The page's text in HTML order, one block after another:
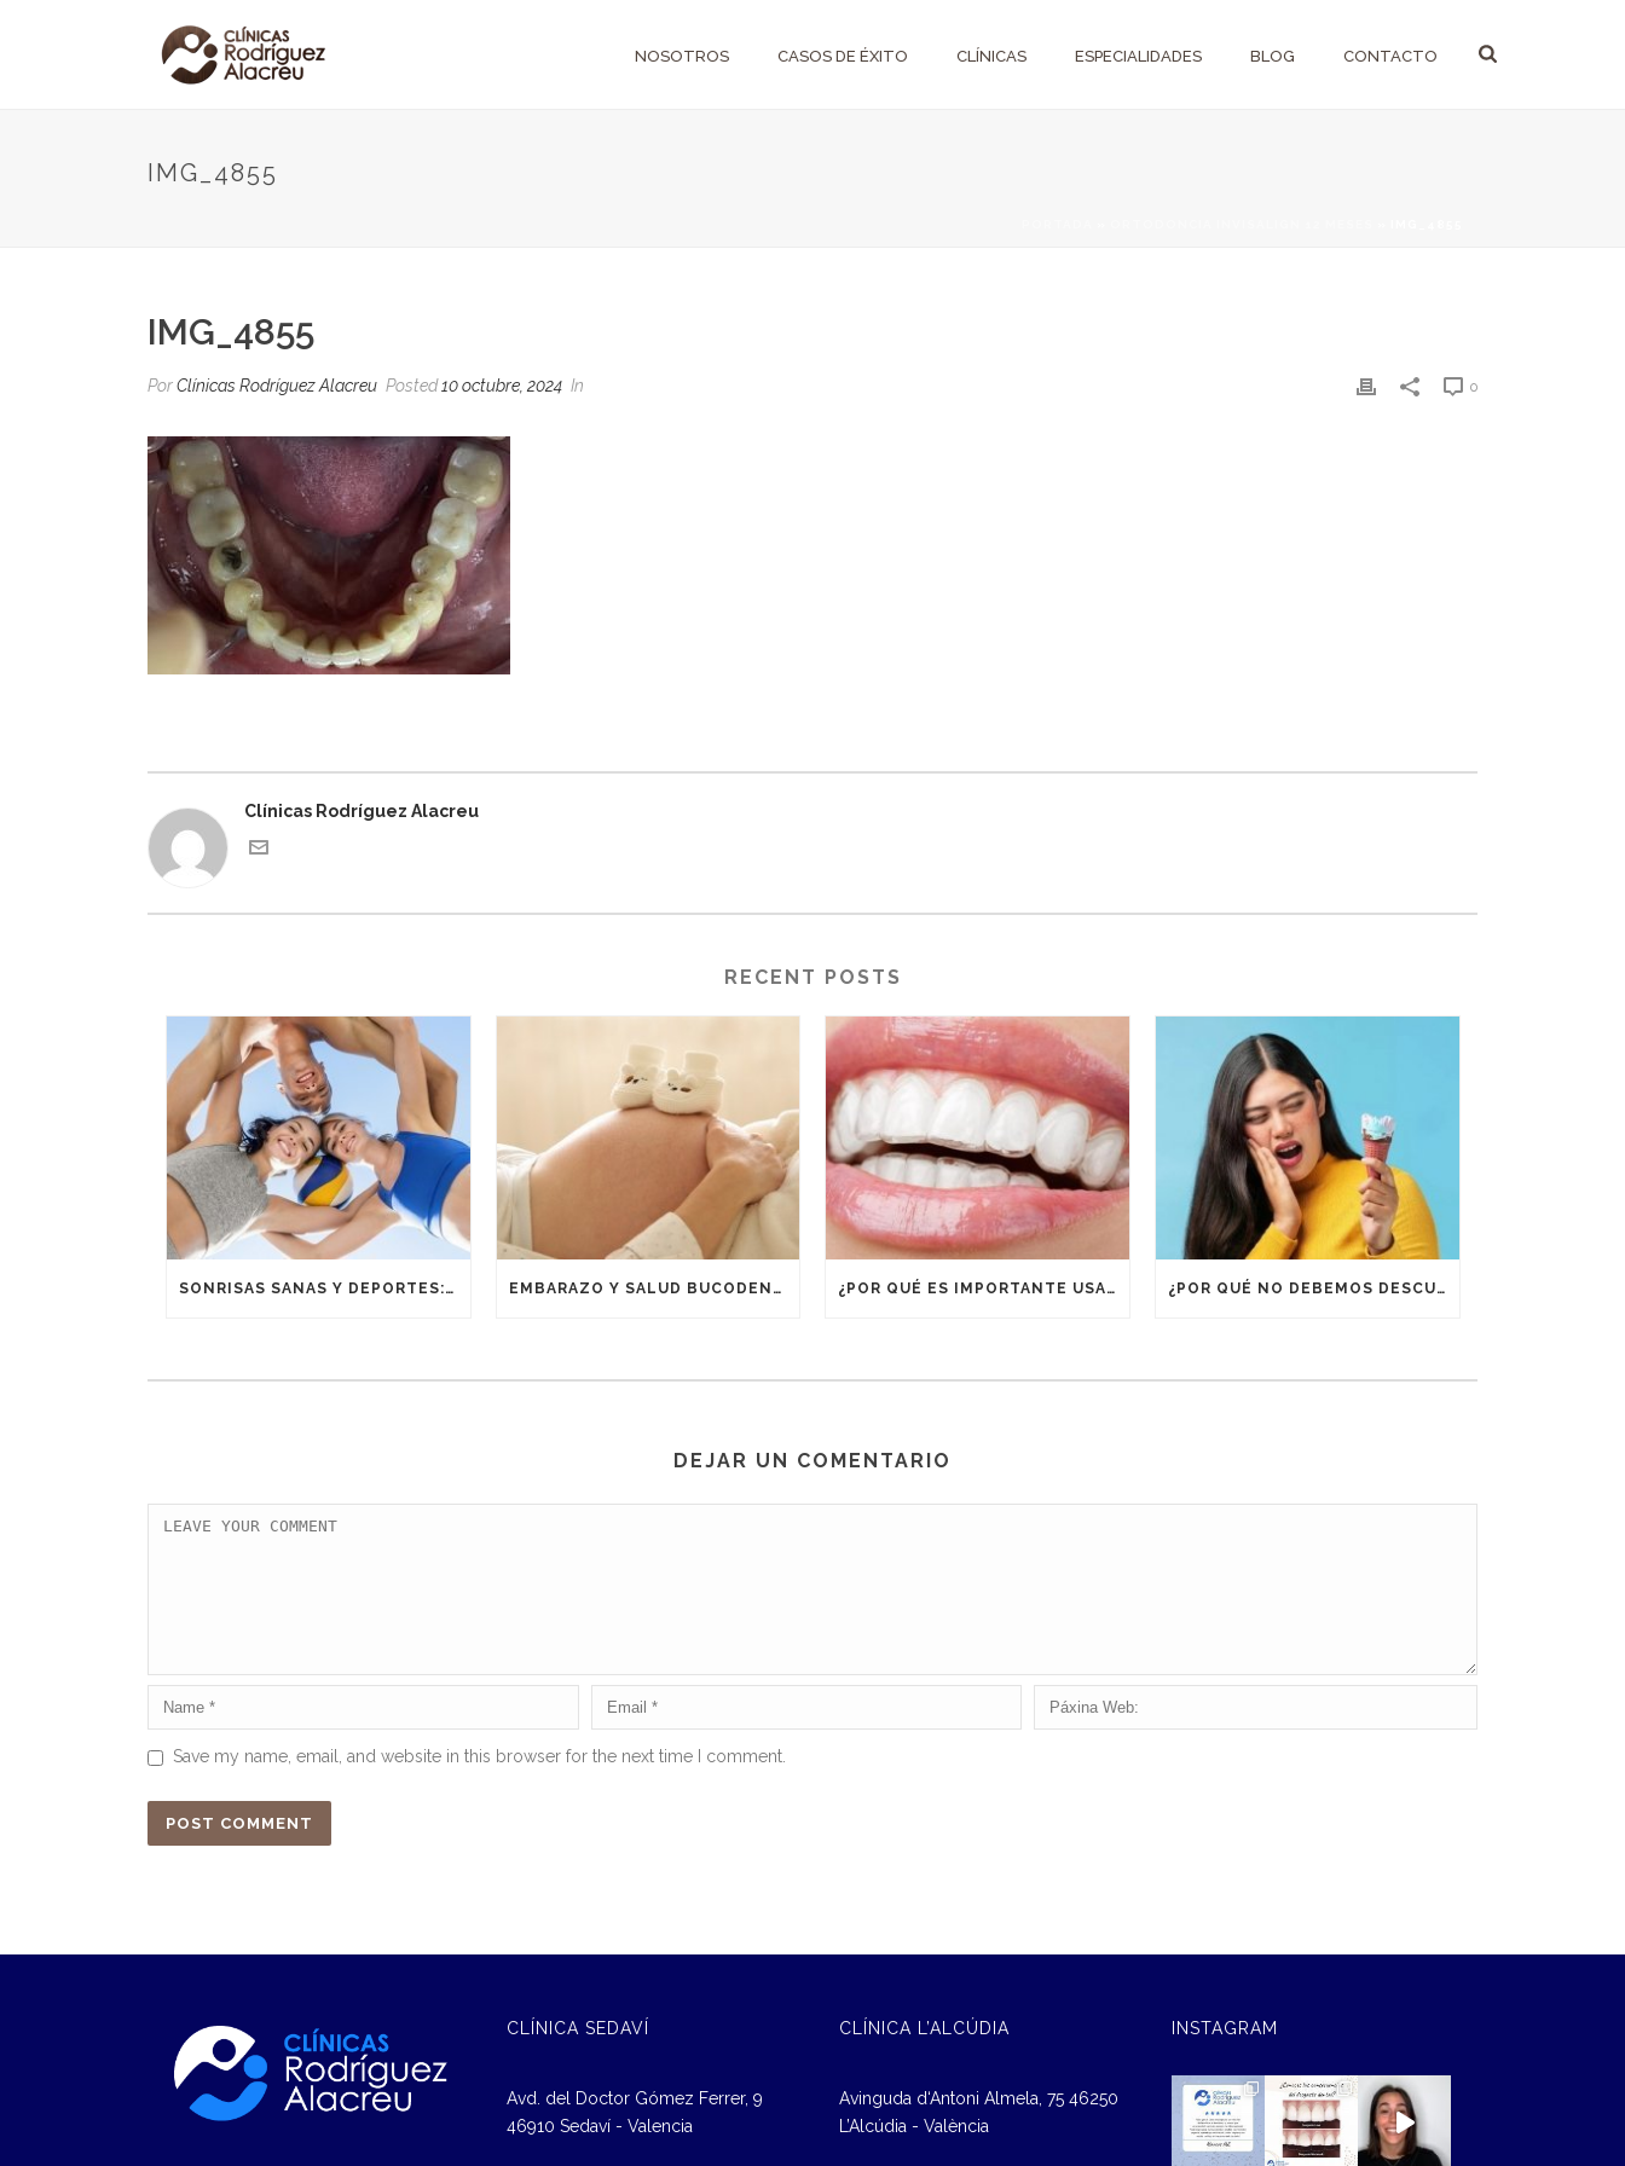
NOSOTROS CASOS DE ÉXITO CLÍNICAS ESPECIALIDADES BLOG CONTACTO
IMG_4855
IMG_4855
PorClínicas Rodríguez Alacreu Posted10 octubre, 2024 In 0
Clínicas Rodríguez Alacreu
RECENT POSTS
SONRISAS SANAS Y DEPORTES: UNA ALIANZA GANADORA EMBARAZO Y SALUD BUCODENTAL ¿POR QUÉ ES IMPORTANTE USAR RETENEDORES DESPUÉS DE UN TRATAMIENTO DE ORTODONCIA? ¿POR QUÉ NO DEBEMOS DESCUIDAR LA BOCA EN VACACIONES?
DEJAR UN COMENTARIO
Save my name, email, and website in this browser for the next time I comment.
CLÍNICA SEDAVÍ
Avd. del Doctor Gómez Ferrer, 9
46910 Sedaví - Valencia
CLÍNICA L’ALCÚDIA
Avinguda d‘Antoni Almela, 75 46250
L’Alcúdia - València
INSTAGRAM